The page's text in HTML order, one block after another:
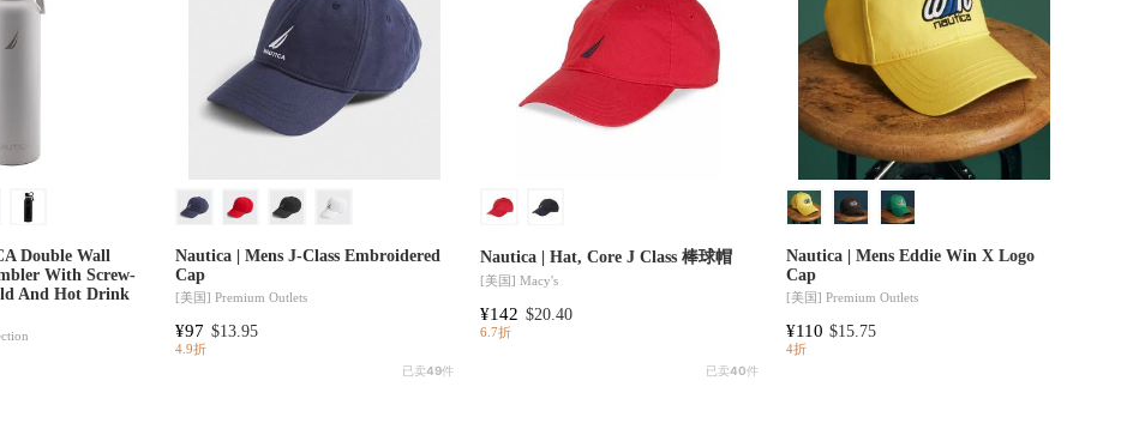
Double Wall
With Screw-
And Hot Drink
Nautica | Mens J-Class Embroidered
Cap
[美国]Premium Outlets
¥97 $13.95
4.9折
已卖49件
Nautica | Hat, Core J Class 棒球帽
[美国]Macy's
¥142 $20.40
6.7折
已卖40件
Nautica | Mens Eddie Win X Logo
Cap
[美国] Premium Outlets
¥110 $15.75
4折